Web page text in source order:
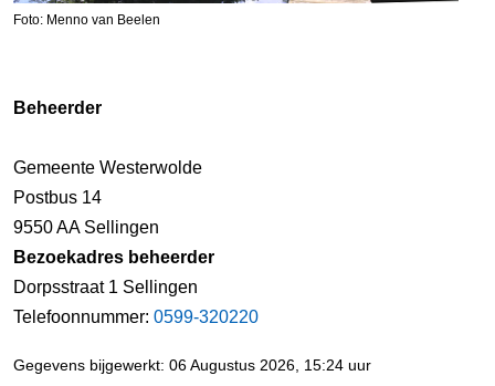
Foto: Menno van Beelen
Beheerder
Gemeente Westerwolde
Postbus 14
9550 AA Sellingen
Bezoekadres beheerder
Dorpsstraat 1 Sellingen
Telefoonnummer: 0599-320220
Gegevens bijgewerkt: 06 Augustus 2026, 15:24 uur